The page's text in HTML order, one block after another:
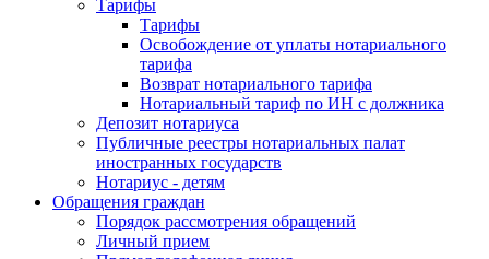
Тарифы
Тарифы
Освобождение от уплаты нотариального
тарифа
Возврат нотариального тарифа
Нотариальный тариф по ИН с должника
Депозит нотариуса
Публичные реестры нотариальных палат
иностранных государств
Нотариус - детям
Обращения граждан
Порядок рассмотрения обращений
Личный прием